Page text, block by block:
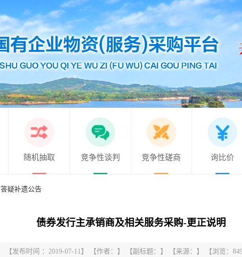
随机抽取 竞争性谈判 竞争性磋商 询比价
答疑补遗公告
债券发行主承销商及相关服务采购-更正说明
【发布时间 ：2019-07-11】 【作者：】 【副标题：】 【来源：】 【浏览：